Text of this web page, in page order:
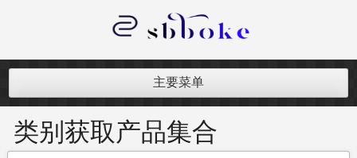
内
记录跨境电商独立站开发遇到的点点
主要菜单
类别获取产品集合